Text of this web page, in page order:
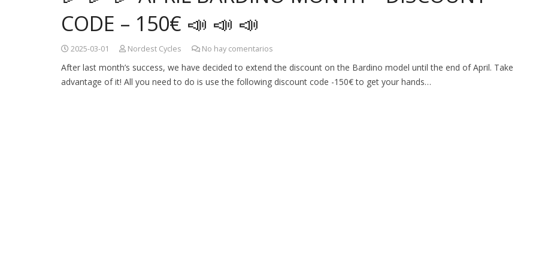
CODE – 150€ 📣 📣 📣
2025-03-01 Nordest Cycles No hay comentarios
After last month’s success, we have decided to extend the discount on the Bardino model until the end of April. Take
advantage of it! All you need to do is use the following discount code -150€ to get your hands…